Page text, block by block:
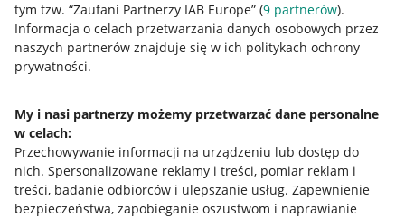
tym tzw. “Zaufani Partnerzy IAB Europe” (9 partnerów).
Informacja o celach przetwarzania danych osobowych przez
naszych partnerów znajduje się w ich politykach ochrony
prywatności.
My i nasi partnerzy możemy przetwarzać dane personalne
w celach:
Przechowywanie informacji na urządzeniu lub dostęp do
nich. Spersonalizowane reklamy i treści, pomiar reklam i
treści, badanie odbiorców i ulepszanie usług. Zapewnienie
bezpieczeństwa, zapobieganie oszustwom i naprawianie
Przydatne informacje
Jak to działa
Allegro Gadane dla sprzedających
Allegro Gadane dla kupujących
Mapa miejscowości